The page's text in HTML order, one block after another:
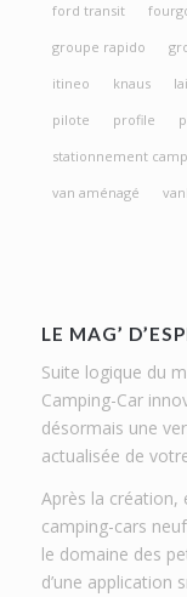
ford transit
groupe rapido
itineo
knaus
pilote
profile
stationnement
van aménagé
LE MAG’
Suite logique du
Camping-Car
désormais une
actualisée de
Après la création,
camping-cars
le domaine des
d’une application